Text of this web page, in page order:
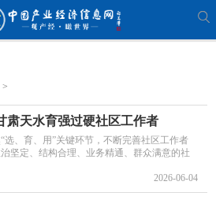
>
肃天水育强过硬社区工作者
选、育、用”关键环节，不断完善社区工作者
坚定、结构合理、业务精通、群众满意的社
2026-06-04